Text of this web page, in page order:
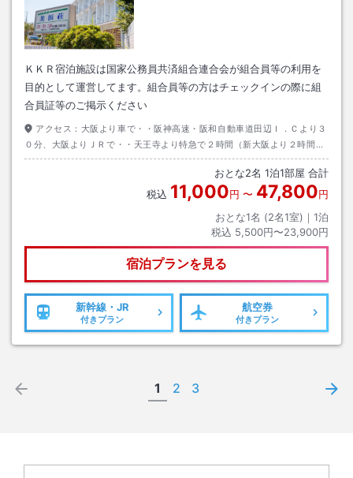
ＫＫＲ宿泊施設は国家公務員共済組合連合会が組合員等の利用を
目的として運営してます。組合員等の方はチェックインの際に組
合員証等のご掲示ください
アクセス： 大阪より車で・・阪神高速・阪和自動車道田辺Ｉ．Ｃより３
０分、大阪よりＪＲで・・天王寺より特急で２時間（新大阪より２時間１
５分）、東京羽田より・・ＪＡＬで南紀白浜空港まで６０分（空港より車
おとな2名 1泊1部屋 合計
税込 11,000円 〜 47,800円
おとな1名 (2名1室)｜ 1泊
税込 5,500円〜23,900円
宿泊プランを見る
新幹線・JR
付きプラン
航空券
付きプラン
1 2 3